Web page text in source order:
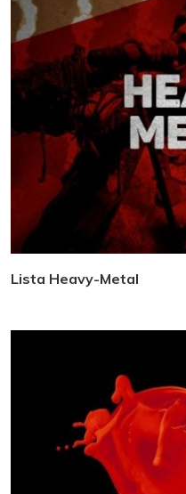
Lista Heavy-Metal